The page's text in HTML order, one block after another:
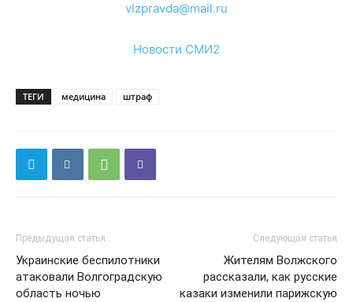
vlzpravda@mail.ru
Новости СМИ2
ТЕГИ медицина штраф
Предыдущая статья
Украинские беспилотники
атаковали Волгоградскую
область ночью
Следующая статья
Жителям Волжского
рассказали, как русские
казаки изменили парижскую